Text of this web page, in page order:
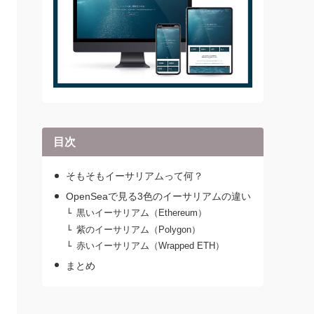
目次
そもそもイーサリアムって何？
OpenSeaで見る3色のイーサリアムの違い
黒いイーサリアム（Ethereum）
紫のイーサリアム（Polygon）
赤いイーサリアム（Wrapped ETH）
まとめ